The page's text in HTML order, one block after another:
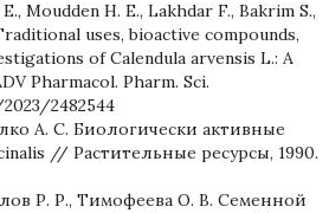
Moudden H. E., Lakhdar F., Bakrim S.,
uses, bioactive compounds,
of Calendula arvensis L.: A
Pharmacol. Pharm. Sci.
2482544
А. С. Биологически активные
// Растительные ресурсы, 1990.
Р. Р., Тимофеева О. В. Семенной